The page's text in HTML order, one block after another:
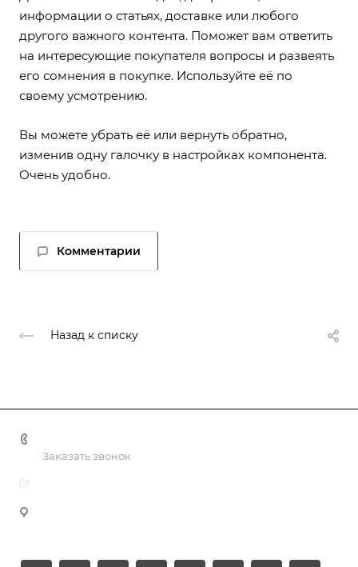
информации о статьях, доставке или любого
другого важного контента. Поможет вам ответить
на интересующие покупателя вопросы и развеять
его сомнения в покупке. Используйте её по
своему усмотрению.
Вы можете убрать её или вернуть обратно,
изменив одну галочку в настройках компонента.
Очень удобно.
Комментарии
Назад к списку
Заказать звонок